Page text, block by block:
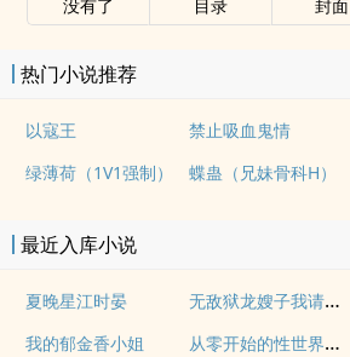
没有了 目录 封面
热门小说推荐
以寇王 禁止吸血鬼情
绿薄荷（1V1强制）
蝶蛊（兄妹骨科H）
最近入库小说
夏晚星江时晏 无敌狱龙嫂子我请你矜持
我的郁金香小姐 从零开始的性世界生存